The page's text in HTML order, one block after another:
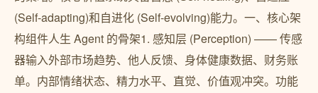
(Self-adapting)和自进化 (Self-evolving)能力。一、核心架
构组件人生 Agent 的骨架1. 感知层 (Perception) —— 传感
器输入外部市场趋势、他人反馈、身体健康数据、财务账
单。内部情绪状态、精力水平、直觉、价值观冲突。功能